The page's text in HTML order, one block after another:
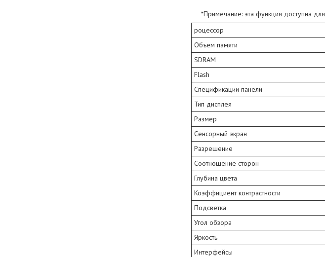
*Примечание: эта функция доступна для
роцессор
Объем памяти
SDRAM
Flash
Спецификации панели
Тип дисплея
Размер
Сенсорный экран
Разрешение
Соотношение сторон
Глубина цвета
Коэффициент контрастности
Подсветка
Угол обзора
Яркость
Интерфейсы